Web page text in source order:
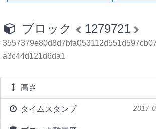
ブロック 1279721
a3c44d121d6da1
高さ
タイムスタンプ 2017-